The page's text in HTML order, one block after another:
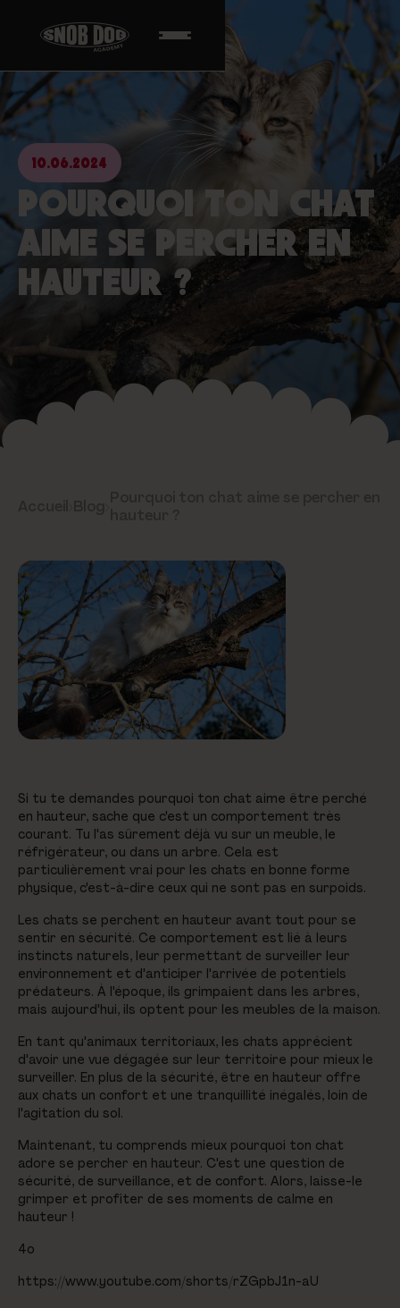
10.06.2024
POURQUOI TON CHAT
AIME SE PERCHER EN
HAUTEUR ?
Si tu te demandes pourquoi ton chat aime être perché
en hauteur, sache que c'est un comportement très
courant. Tu l'as sûrement déjà vu sur un meuble, le
réfrigérateur, ou dans un arbre. Cela est
particulièrement vrai pour les chats en bonne forme
physique, c'est-à-dire ceux qui ne sont pas en surpoids.
Les chats se perchent en hauteur avant tout pour se
sentir en sécurité. Ce comportement est lié à leurs
instincts naturels, leur permettant de surveiller leur
environnement et d'anticiper l'arrivée de potentiels
prédateurs. À l'époque, ils grimpaient dans les arbres,
mais aujourd'hui, ils optent pour les meubles de la maison.
En tant qu'animaux territoriaux, les chats apprécient
d'avoir une vue dégagée sur leur territoire pour mieux le
surveiller. En plus de la sécurité, être en hauteur offre
aux chats un confort et une tranquillité inégalés, loin de
l'agitation du sol.
Maintenant, tu comprends mieux pourquoi ton chat
adore se percher en hauteur. C'est une question de
sécurité, de surveillance, et de confort. Alors, laisse-le
grimper et profiter de ses moments de calme en
hauteur !
4o
https://www.youtube.com/shorts/rZGpbJ1n-aU